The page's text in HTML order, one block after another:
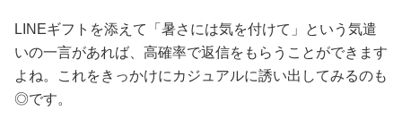
LINEギフトを添えて「暑さには気を付けて」という気遣
いの一言があれば、高確率で返信をもらうことができます
よね。これをきっかけにカジュアルに誘い出してみるのも
◎です。